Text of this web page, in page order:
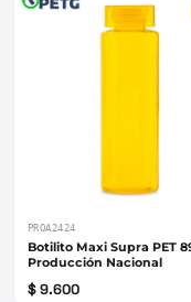
PROA2424
Botilito Maxi Supra PET
Producción Nacional
$ 9.600